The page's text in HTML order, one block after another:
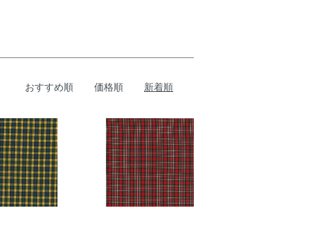
おすすめ順 価格順 新着順